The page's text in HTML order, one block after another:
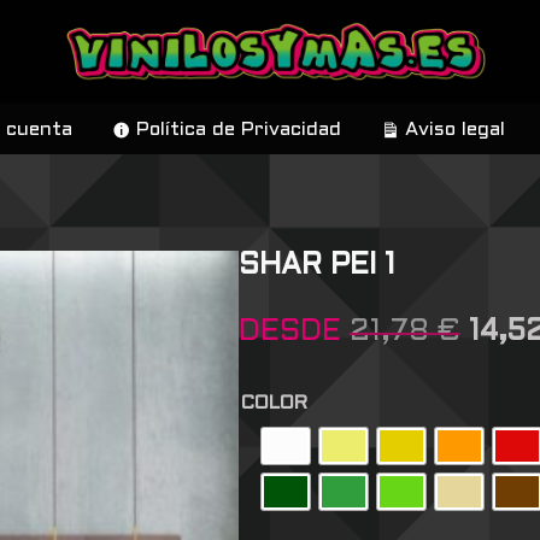
cuenta Política de Privacidad Aviso legal
SHAR PEI 1
DESDE 21,78€
COLOR